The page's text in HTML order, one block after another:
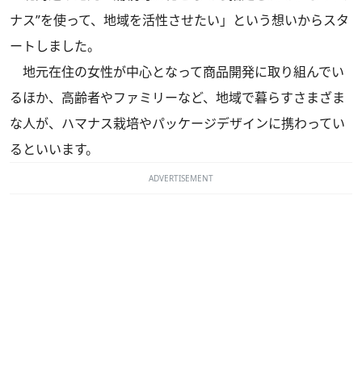
ナス”を使って、地域を活性させたい」という想いからスタ
ートしました。
地元在住の女性が中心となって商品開発に取り組んでい
るほか、高齢者やファミリーなど、地域で暮らすさまざま
な人が、ハマナス栽培やパッケージデザインに携わってい
るといいます。
ADVERTISEMENT